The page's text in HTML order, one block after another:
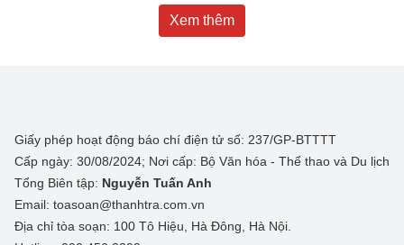
Xem thêm
Giấy phép hoạt động báo chí điện tử số: 237/GP-BTTTT
Cấp ngày: 30/08/2024; Nơi cấp: Bộ Văn hóa - Thể thao và Du lịch
Tổng Biên tập: Nguyễn Tuấn Anh
Email: toasoan@thanhtra.com.vn
Địa chỉ tòa soạn: 100 Tô Hiệu, Hà Đông, Hà Nội.